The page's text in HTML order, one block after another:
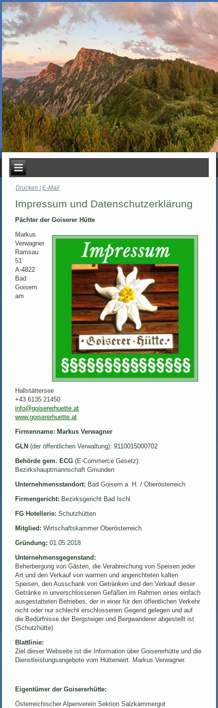
Drucken |E-Mail
Impressum und Datenschutzerklärung
Pächter der Goiserer Hütte
Markus
Verwagner
Ramsau
51
A-4822
Bad
Goisern
am
Hallstättersee
+43 6135 21450
info@goisererhuette.at
www.goisererhuette.at
Firmenname: Markus Verwagner
GLN (der öffentlichen Verwaltung): 9110015000702
Behörde gem. ECG (E-Commerce Gesetz):
Bezirkshauptmannschaft Gmunden
Unternehmensstandort: Bad Goisern a. H. / Oberösterreich
Firmengericht: Bezirksgericht Bad Ischl
FG Hotellerie: Schutzhütten
Mitglied: Wirtschaftskammer Oberösterreich
Gründung: 01.05.2018
Unternehmensgegenstand:
Beherbergung von Gästen, die Verabreichung von Speisen jeder
Art und den Verkauf von warmen und angerichteten kalten
Speisen, den Ausschank von Getränken und den Verkauf dieser
Getränke in unverschlossenen Gefäßen im Rahmen eines einfach
ausgestatteten Betriebes, der in einer für den öffentlichen Verkehr
nicht oder nur schlecht erschlossenen Gegend gelegen und auf
die Bedürfnisse der Bergsteiger und Bergwanderer abgestellt ist
(Schutzhütte)
Blattlinie:
Ziel dieser Webseite ist die Information über Goisererhütte und die
Dienstleistungsangebote vom Hüttenwirt. Markus Verwagner.
Eigentümer der Goisererhütte:
Österreichischer Alpenverein Sektion Salzkammergut